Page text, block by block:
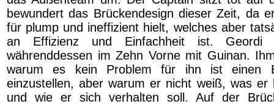
bewundert das Brückendesign dieser Zeit, da
für plump und ineffizient hielt, welches aber
an Effizienz und Einfachheit ist.
währenddessen im Zehn Vorne mit Guinan.
warum es kein Problem für ihn ist einen
einzustellen, aber warum er nicht weiß, was er
und wie er sich verhalten soll. Auf der